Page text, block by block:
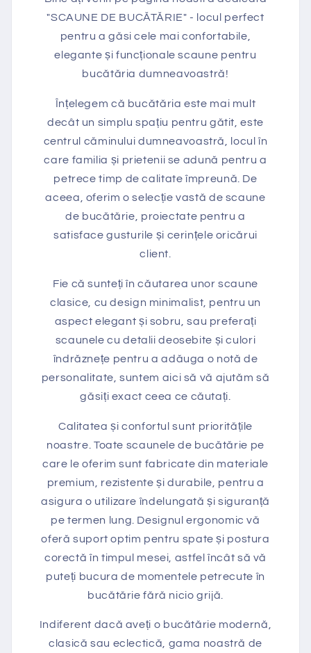
"SCAUNE DE BUCĂTĂRIE" - locul perfect
pentru a găsi cele mai confortabile,
elegante și funcționale scaune pentru
bucătăria dumneavoastră!
Înțelegem că bucătăria este mai mult
decât un simplu spațiu pentru gătit, este
centrul căminului dumneavoastră, locul în
care familia și prietenii se adună pentru a
petrece timp de calitate împreună. De
aceea, oferim o selecție vastă de scaune
de bucătărie, proiectate pentru a
satisface gusturile și cerințele oricărui
client.
Fie că sunteți în căutarea unor scaune
clasice, cu design minimalist, pentru un
aspect elegant și sobru, sau preferați
scaunele cu detalii deosebite și culori
îndrăznețe pentru a adăuga o notă de
personalitate, suntem aici să vă ajutăm să
găsiți exact ceea ce căutați.
Calitatea și confortul sunt prioritățile
noastre. Toate scaunele de bucătărie pe
care le oferim sunt fabricate din materiale
premium, rezistente și durabile, pentru a
asigura o utilizare îndelungată și siguranță
pe termen lung. Designul ergonomic vă
oferă suport optim pentru spate și postura
corectă în timpul mesei, astfel încât să vă
puteți bucura de momentele petrecute în
bucătărie fără nicio grijă.
Indiferent dacă aveți o bucătărie modernă,
clasică sau eclectică, gama noastră de